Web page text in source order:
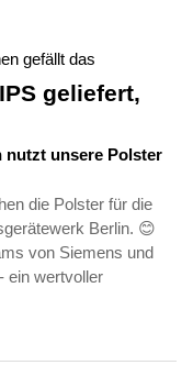
gefällt das
geliefert,
nutzt unsere Polster
die Polster für die
Berlin. 😊
von Siemens und
ein wertvoller